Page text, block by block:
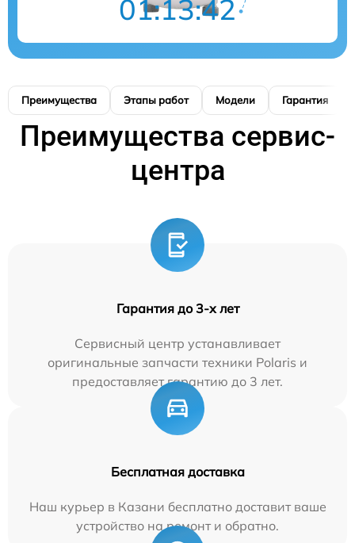
01:13:41
Преимущества Этапы работ Модели Гарантия
Преимущества сервис-
центра
Гарантия до 3-х лет
Сервисный центр устанавливает
оригинальные запчасти техники Polaris и
предоставляет гарантию до 3 лет.
Бесплатная доставка
Наш курьер в Казани бесплатно доставит ваше
устройство на ремонт и обратно.